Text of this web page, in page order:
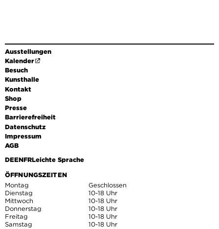
Ausstellungen
Kalender
Besuch
Kunsthalle
Kontakt
Shop
Presse
Barrierefreiheit
Datenschutz
Impressum
AGB
DEENFRLeichte Sprache
ÖFFNUNGSZEITEN
Montag
Geschlossen
Dienstag
10-18 Uhr
Mittwoch
10-18 Uhr
Donnerstag
10-18 Uhr
Freitag
10-18 Uhr
Samstag
10-18 Uhr